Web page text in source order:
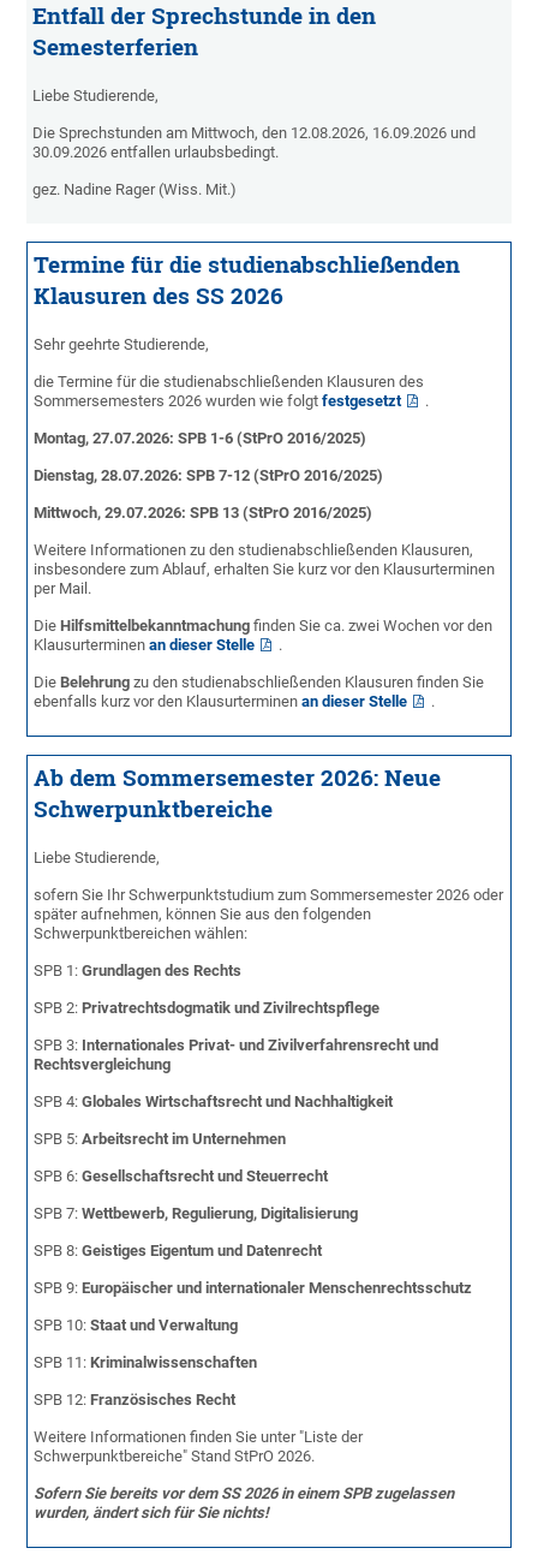
Entfall der Sprechstunde in den
Semesterferien
Liebe Studierende,
Die Sprechstunden am Mittwoch, den 12.08.2026, 16.09.2026 und
30.09.2026 entfallen urlaubsbedingt.
gez. Nadine Rager (Wiss. Mit.)
Termine für die studienabschließenden
Klausuren des SS 2026
Sehr geehrte Studierende,
die Termine für die studienabschließenden Klausuren des
Sommersemesters 2026 wurden wie folgtfestgesetzt .
Montag, 27.07.2026: SPB 1-6 (StPrO 2016/2025)
Dienstag, 28.07.2026: SPB 7-12 (StPrO 2016/2025)
Mittwoch, 29.07.2026: SPB 13 (StPrO 2016/2025)
Weitere Informationen zu den studienabschließenden Klausuren,
insbesondere zum Ablauf, erhalten Sie kurz vor den Klausurterminen
per Mail.
DieHilfsmittelbekanntmachung finden Sie ca. zwei Wochen vor den
Klausurterminenan dieser Stelle .
DieBelehrungzu den studienabschließenden Klausuren finden Sie
ebenfalls kurz vor den Klausurterminenan dieser Stelle .
Ab dem Sommersemester 2026: Neue
Schwerpunktbereiche
Liebe Studierende,
sofern Sie Ihr Schwerpunktstudium zum Sommersemester 2026 oder
später aufnehmen, können Sie aus den folgenden
Schwerpunktbereichen wählen:
SPB 1:Grundlagen des Rechts
SPB 2:Privatrechtsdogmatik und Zivilrechtspflege
SPB 3: Internationales Privat- und Zivilverfahrensrecht und
Rechtsvergleichung
SPB 4:Globales Wirtschaftsrecht und Nachhaltigkeit
SPB 5:Arbeitsrecht im Unternehmen
SPB 6:Gesellschaftsrecht und Steuerrecht
SPB 7:Wettbewerb, Regulierung, Digitalisierung
SPB 8:Geistiges Eigentum und Datenrecht
SPB 9:Europäischer und internationaler Menschenrechtsschutz
SPB 10:Staat und Verwaltung
SPB 11:Kriminalwissenschaften
SPB 12:Französisches Recht
Weitere Informationen finden Sie unter "Liste der
Schwerpunktbereiche" Stand StPrO 2026.
Sofern Sie bereits vor dem SS 2026 in einem SPB zugelassen
wurden, ändert sich für Sie nichts!